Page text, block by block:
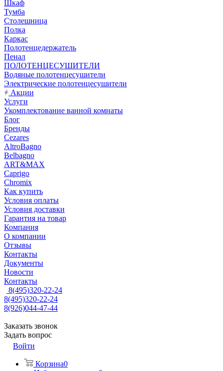
Шкаф
Тумба
Столешница
Полка
Каркас
Полотенцедержатель
Пенал
ПОЛОТЕНЦЕСУШИТЕЛИ
Водяные полотенцесушители
Электрические полотенцесушители
Акции
Услуги
Укомплектование ванной комнаты
Блог
Бренды
Cezares
AltroBagno
Belbagno
ART&MAX
Caprigo
Chromix
Как купить
Условия оплаты
Условия доставки
Гарантия на товар
Компания
О компании
Отзывы
Контакты
Документы
Новости
Контакты
8(495)320-22-24
8(495)320-22-24
8(926)044-47-44
Заказать звонок
Задать вопрос
Войти
Корзина0